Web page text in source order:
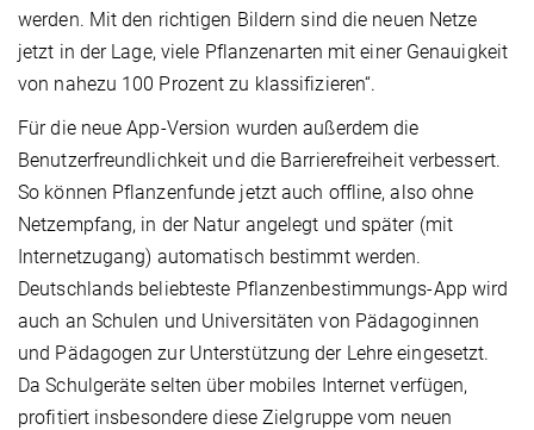
werden. Mit den richtigen Bildern sind die neuen Netze
jetzt in der Lage, viele Pflanzenarten mit einer Genauigkeit
von nahezu 100 Prozent zu klassifizieren“.
Für die neue App-Version wurden außerdem die
Benutzerfreundlichkeit und die Barrierefreiheit verbessert.
So können Pflanzenfunde jetzt auch offline, also ohne
Netzempfang, in der Natur angelegt und später (mit
Internetzugang) automatisch bestimmt werden.
Deutschlands beliebteste Pflanzenbestimmungs-App wird
auch an Schulen und Universitäten von Pädagoginnen
und Pädagogen zur Unterstützung der Lehre eingesetzt.
Da Schulgeräte selten über mobiles Internet verfügen,
profitiert insbesondere diese Zielgruppe vom neuen